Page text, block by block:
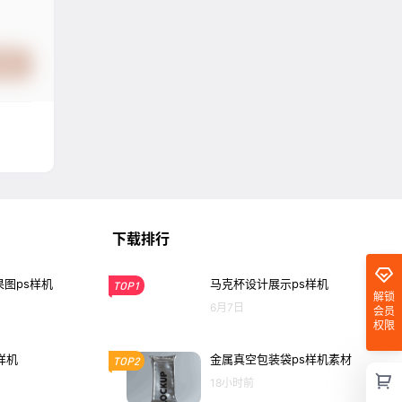
解锁
会员
权限
图ps样机
机
下载排行
TOP1 马克杯设计展示ps样机
6月7日
TOP2 金属真空包装袋ps样机素材
18小时前